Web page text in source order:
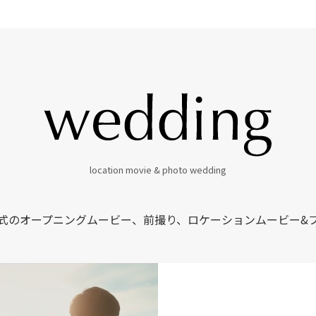
location movie & photo wedding
のオープニングムービー、前撮り、 ロケーションムービー&